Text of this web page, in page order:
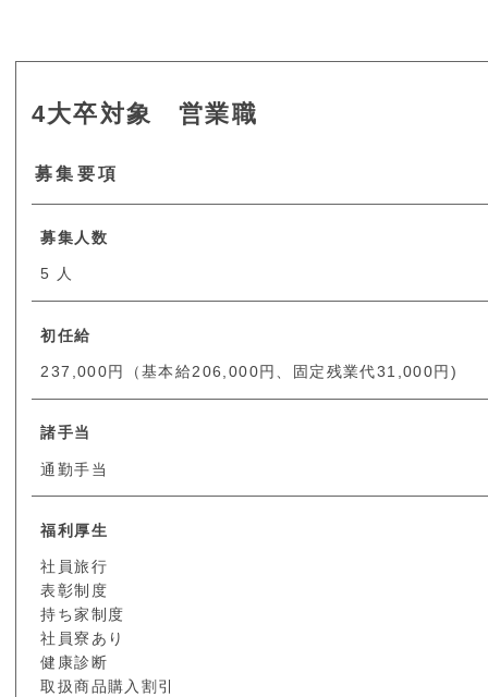
4大卒対象 営業職
募集要項
募集人数
5 人
初任給
237,000円（基本給206,000円、固定残業代31,000円)
諸手当
通勤手当
福利厚生
社員旅行
表彰制度
持ち家制度
社員寮あり
健康診断
取扱商品購入割引